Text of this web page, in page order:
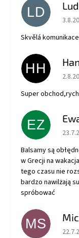
LD
Skvělá
HH
Super
EZ
Balsamy są
w Grecji na
tego czasu nie
bardzo nawilżają
spróbować
MS